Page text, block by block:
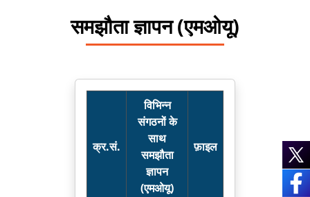
समझौता ज्ञापन (एमओयू)
क्र.सं.
विभिन्न
संगठनों के
साथ
समझौता
ज्ञापन
(एमओयू)
फ़ाइल